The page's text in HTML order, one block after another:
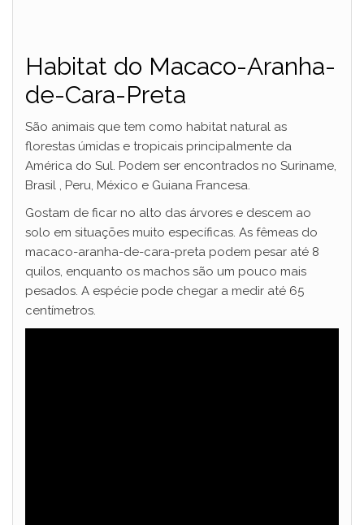
Habitat do Macaco-Aranha-
de-Cara-Preta
São animais que tem como habitat natural as
florestas úmidas e tropicais principalmente da
América do Sul. Podem ser encontrados no Suriname,
Brasil , Peru, México e Guiana Francesa.
Gostam de ficar no alto das árvores e descem ao
solo em situações muito específicas. As fêmeas do
macaco-aranha-de-cara-preta podem pesar até 8
quilos, enquanto os machos são um pouco mais
pesados. A espécie pode chegar a medir até 65
centímetros.